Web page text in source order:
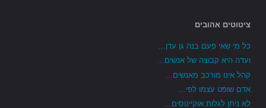
ציטוטים אהובים
כל מי שאי פעם בנה גן עדן...
ועדה היא קבוצה של אנשים...
קהל אינו מורכב מאנשים...
אדם שופט עצמו לפי...
לא ניתן לגלות אוקיינוסים...